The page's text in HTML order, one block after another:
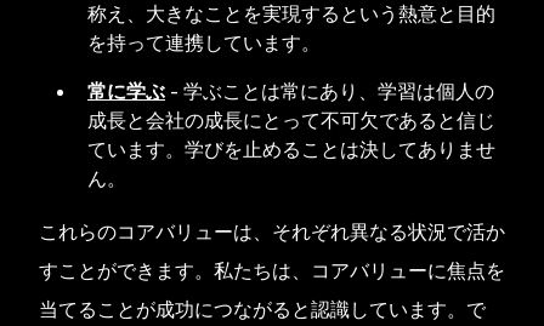
称え、大きなことを実現するという熱意と目的
を持って連携しています。
常に学ぶ - 学ぶことは常にあり、学習は個人の
成長と会社の成長にとって不可欠であると信じ
ています。学びを止めることは決してありませ
ん。
これらのコアバリューは、それぞれ異なる状況で活か
すことができます。私たちは、コアバリューに焦点を
当てることが成功につながると認識しています。で